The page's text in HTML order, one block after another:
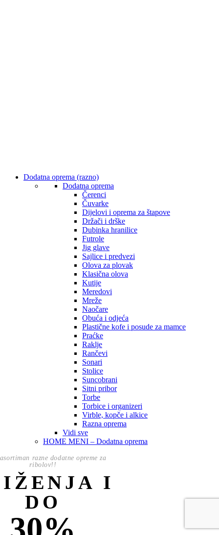
Dodatna oprema (razno)
Dodatna oprema
Čerenci
Čuvarke
Dijelovi i oprema za štapove
Držači i drške
Dubinka hranilice
Futrole
Jig glave
Sajlice i predvezi
Olova za plovak
Klasična olova
Kutije
Meredovi
Mreže
Naočare
Obuća i odjeća
Plastične kofe i posude za mamce
Praćke
Raklje
Rančevi
Sonari
Stolice
Suncobrani
Sitni pribor
Torbe
Torbice i organizeri
Virble, kopče i alkice
Razna oprema
Vidi sve
HOME MENI – Dodatna oprema
razne dodatne opreme za
ribolov!!
I
DO